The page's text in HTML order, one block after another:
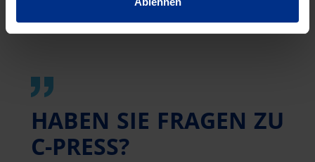
HABEN SIE FRAGEN ZU
C-PRESS?